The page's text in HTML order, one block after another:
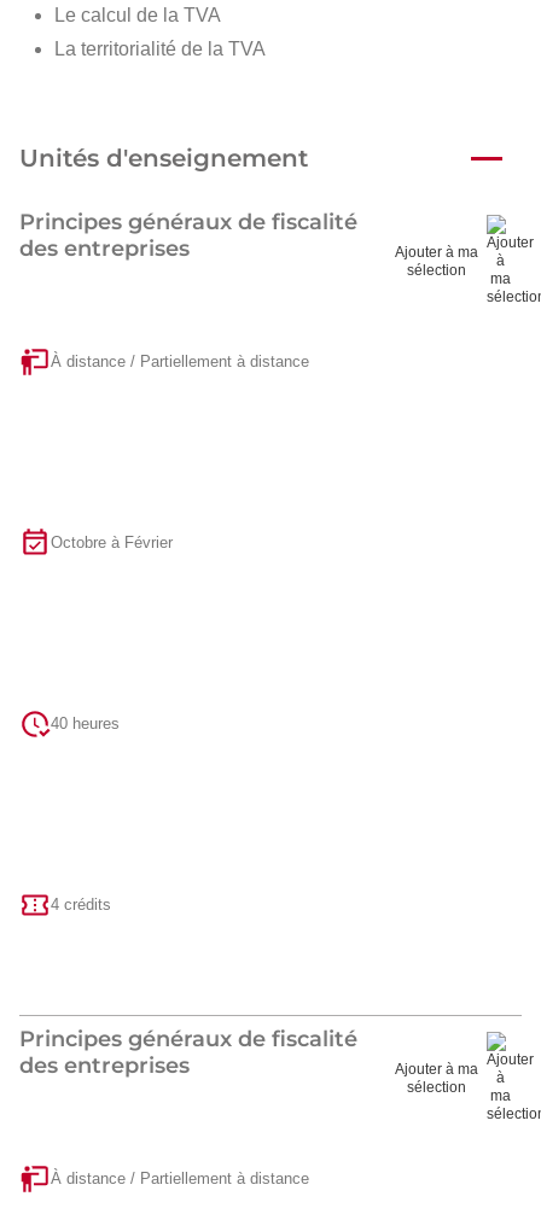
Le calcul de la TVA
La territorialité de la TVA
Unités d'enseignement
Principes généraux de fiscalité
des entreprises
Ajouter à ma
sélection
À distance / Partiellement à distance
Octobre à Février
40 heures
4 crédits
Principes généraux de fiscalité
des entreprises
Ajouter à ma
sélection
À distance / Partiellement à distance